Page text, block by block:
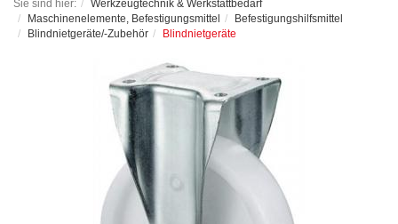
Sie sind hier:
Werkzeugtechnik & Werkstattbedarf
Maschinenelemente, Befestigungsmittel
Befestigungshilfsmittel
Blindnietgeräte/-Zubehör
Blindnietgeräte